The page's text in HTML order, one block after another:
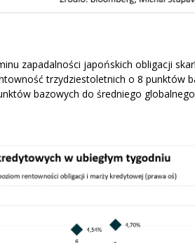
zapadalności japońskich obligacji
trzydziestoletnich o 8 punktów
bazowych do średniego